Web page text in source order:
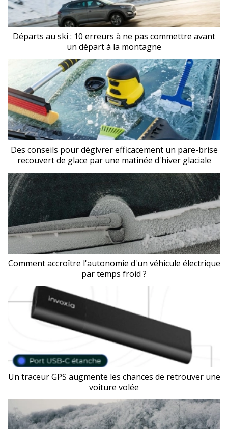
Départs au ski : 10 erreurs à ne pas commettre avant
un départ à la montagne
Des conseils pour dégivrer efficacement un pare-brise
recouvert de glace par une matinée d'hiver glaciale
Comment accroître l'autonomie d'un véhicule électrique
par temps froid ?
Un traceur GPS augmente les chances de retrouver une
voiture volée